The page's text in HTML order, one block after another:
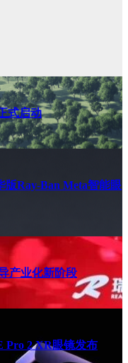
式启动
Ray-Ban Meta智能眼
产业化新阶段
Pro 2 XR眼镜发布